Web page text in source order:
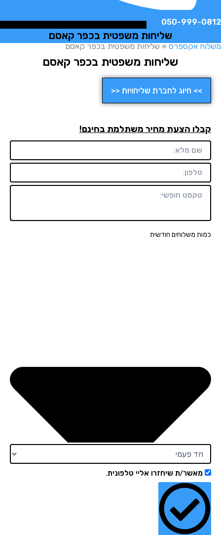
050-999-
שליחות משפטית בכפר קאסם
אקספרס»שליחות משפטית בכפר קאסם
שליחות משפטית בכפר קאסם
>> חיוג לחברת שליחויות <<
הצעת מחיר משתלמת בחינם!
משלוחים חודשית
מאשר/ת שיחזרו אליי טלפונית.